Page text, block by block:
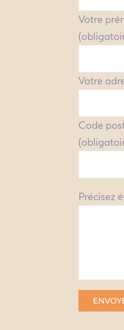
Votre
Votre
Code
Précisez